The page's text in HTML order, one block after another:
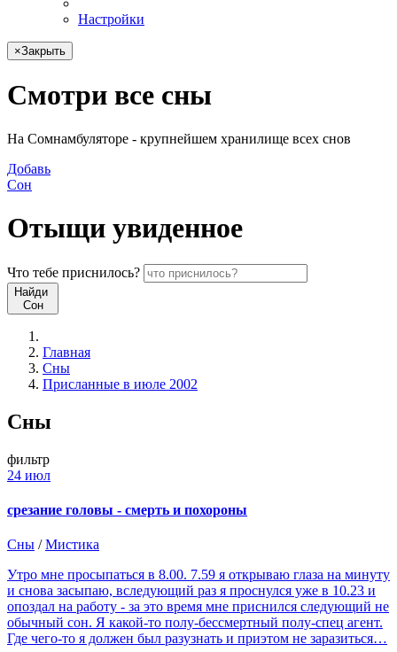
Настройки
×Закрыть
Смотри все сны
На Сомнамбуляторе - крупнейшем хранилище всех снов
Добавь
Сон
Отыщи увиденное
Что тебе приснилось?
Найди
Сон
Главная
Сны
Присланные в июле 2002
Сны
фильтр
24 июл
срезание головы - смерть и похороны
Сны /Мистика
Утро мне просыпаться в 8.00. 7.59 я открываю глаза на минуту
и снова засыпаю, вследующий раз я проснулся уже в 10.23 и
опоздал на работу - за это время мне приснился следующий не
обычный сон. Я какой-то полу-бессмертный полу-спец агент.
Где чего-то я должен был разузнать и приэтом не заразиться…